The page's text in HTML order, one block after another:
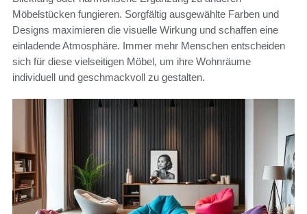
Möbelstücken fungieren. Sorgfältig ausgewählte Farben und
Designs maximieren die visuelle Wirkung und schaffen eine
einladende Atmosphäre. Immer mehr Menschen entscheiden
sich für diese vielseitigen Möbel, um ihre Wohnräume
individuell und geschmackvoll zu gestalten.